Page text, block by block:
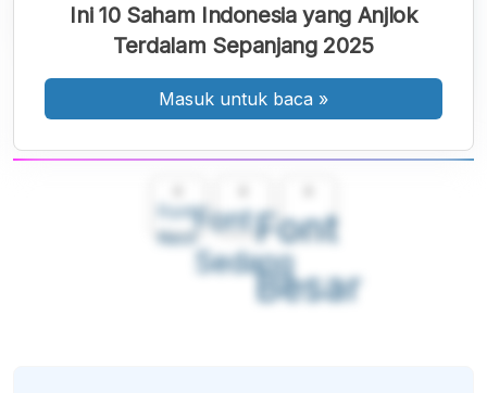
Font
Kecil
Font
Sedang
Font
Besar
Ini 10 Saham Indonesia yang Anjlok
Terdalam Sepanjang 2025
Masuk untuk baca »